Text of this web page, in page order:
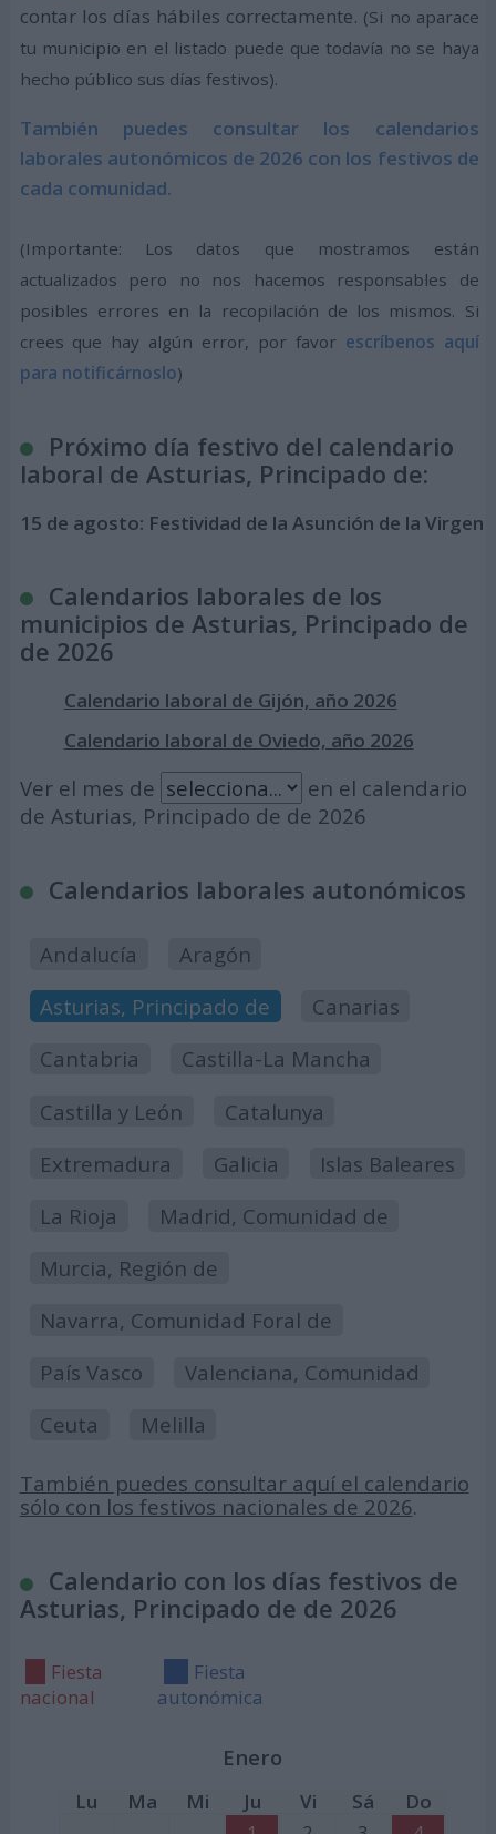
contar los días hábiles correctamente. (Si no aparace
tu municipio en el listado puede que todavía no se haya
hecho público sus días festivos).
También puedes consultar los calendarios
laborales autonómicos de 2026 con los festivos de
cada comunidad.
(Importante: Los datos que mostramos están
actualizados pero no nos hacemos responsables de
posibles errores en la recopilación de los mismos. Si
crees que hay algún error, por favor escríbenos aquí
para notificárnoslo)
Próximo día festivo del calendario
laboral de Asturias, Principado de:
15 de agosto: Festividad de la Asunción de la Virgen
Calendarios laborales de los
municipios de Asturias, Principado de
de 2026
Calendario laboral de Gijón, año 2026
Calendario laboral de Oviedo, año 2026
Ver el mes de
en el calendario
de Asturias, Principado de de 2026
Calendarios laborales autonómicos
Andalucía
Aragón
Asturias, Principado de
Canarias
Cantabria
Castilla-La Mancha
Castilla y León
Catalunya
Extremadura
Galicia
Islas Baleares
La Rioja
Madrid, Comunidad de
Murcia, Región de
Navarra, Comunidad Foral de
País Vasco
Valenciana, Comunidad
Ceuta
Melilla
También puedes consultar aquí el calendario
sólo con los festivos nacionales de 2026.
Calendario con los días festivos de
Asturias, Principado de de 2026
Fiesta
nacional
Fiesta
autonómica
Enero
Lu Ma Mi Ju Vi Sá
Do